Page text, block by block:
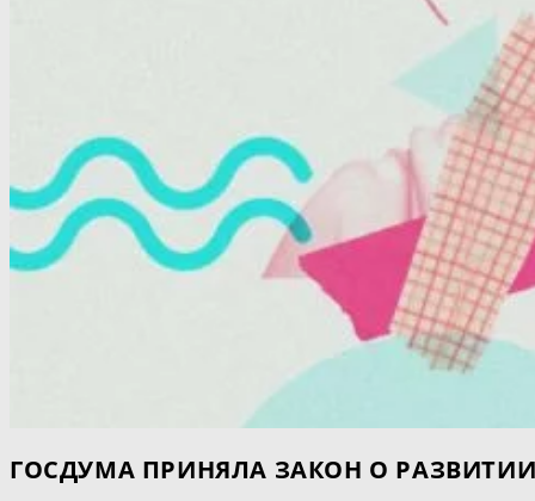
ГОСДУМА ПРИНЯЛА ЗАКОН О